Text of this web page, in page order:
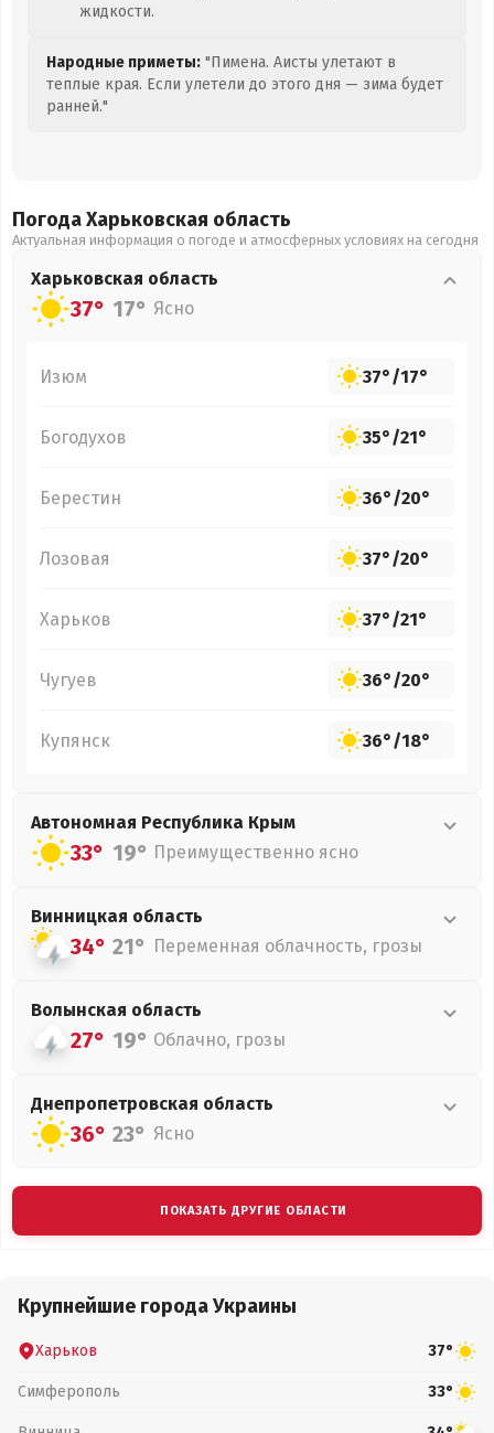
жидкости.
Народные приметы: "Пимена. Аисты улетают в
теплые края. Если улетели до этого дня — зима будет
ранней."
Погода Харьковская область
Актуальная информация о погоде и атмосферных условиях на сегодня
Харьковская область
37° 17° Ясно
Изюм 37°/17°
Богодухов 35°/21°
Берестин 36°/20°
Лозовая 37°/20°
Харьков 37°/21°
Чугуев 36°/20°
Купянск 36°/18°
Автономная Республика Крым
33° 19° Преимущественно ясно
Винницкая область
34° 21° Переменная облачность, грозы
Волынская область
27° 19° Облачно, грозы
Днепропетровская область
36° 23° Ясно
ПОКАЗАТЬ ДРУГИЕ ОБЛАСТИ
Крупнейшие города Украины
Харьков 37°
Симферополь 33°